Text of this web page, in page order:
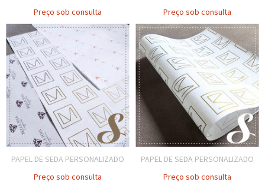
Preço sob consulta
Preço sob consulta
PAPEL DE SEDA PERSONALIZADO
Preço sob consulta
PAPEL DE SEDA PERSONALIZADO
Preço sob consulta